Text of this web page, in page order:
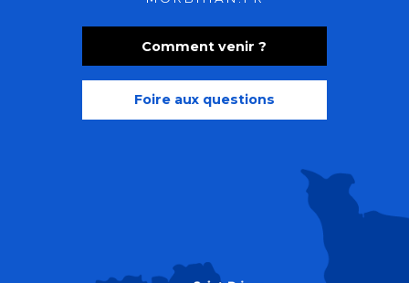
Comment venir ?
Foire aux questions